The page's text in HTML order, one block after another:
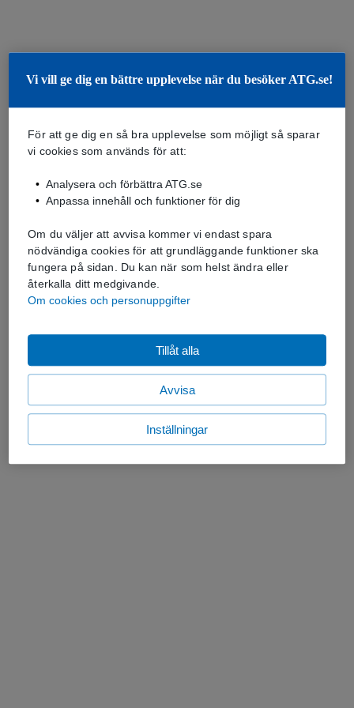
Vi vill ge dig en bättre upplevelse när du besöker ATG.se!
För att ge dig en så bra upplevelse som möjligt så sparar
vi cookies som används för att:
Analysera och förbättra ATG.se
Anpassa innehåll och funktioner för dig
Om du väljer att avvisa kommer vi endast spara
nödvändiga cookies för att grundläggande funktioner ska
fungera på sidan. Du kan när som helst ändra eller
återkalla ditt medgivande.
Om cookies och personuppgifter
Avvisa
Tillåt alla
Inställningar